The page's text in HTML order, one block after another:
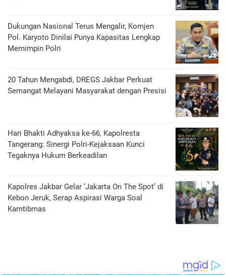
Dukungan Nasional Terus Mengalir, Komjen
Pol. Karyoto Dinilai Punya Kapasitas Lengkap
Memimpin Polri
20 Tahun Mengabdi, DREGS Jakbar Perkuat
Semangat Melayani Masyarakat dengan Presisi
Hari Bhakti Adhyaksa ke-66, Kapolresta
Tangerang: Sinergi Polri-Kejaksaan Kunci
Tegaknya Hukum Berkeadilan
Kapolres Jakbar Gelar ‘Jakarta On The Spot’ di
Kebon Jeruk, Serap Aspirasi Warga Soal
Kamtibmas